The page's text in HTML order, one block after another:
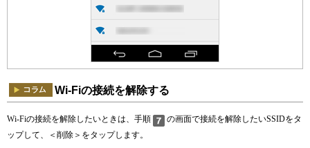
Wi-Fiの接続を解除する
Wi-Fiの接続を解除したいときは、手順
の画面で接続を解除したいSSIDをタ
ップして、＜削除＞をタップします。